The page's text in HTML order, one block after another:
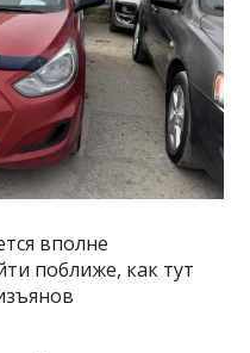
вполне
поближе, как тут